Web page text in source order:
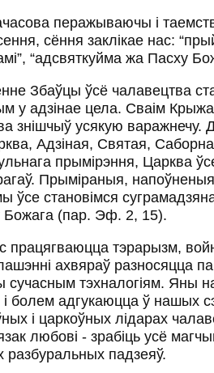
перажываючы і
сёння заклікае нас:
“адсвяткуйма жа Пасху
Збаўцы ўсё чалавецтва
у адзінае цела. Сваім
знішчыў усякую варажнечу.
Адзіная, Святая,
прымірэння, Царква
Прыміраныя,
ўсе становімся
Божага (пар. Эф. 2, 15).
працягваюцца тэрарызм,
ахвяраў разносяцца
сучасным тэхналогіям. Яны
болем адгукаюцца ў нашых
і царкоўных лідарах
любові - зрабіць усё
разбуральных падзеяў.